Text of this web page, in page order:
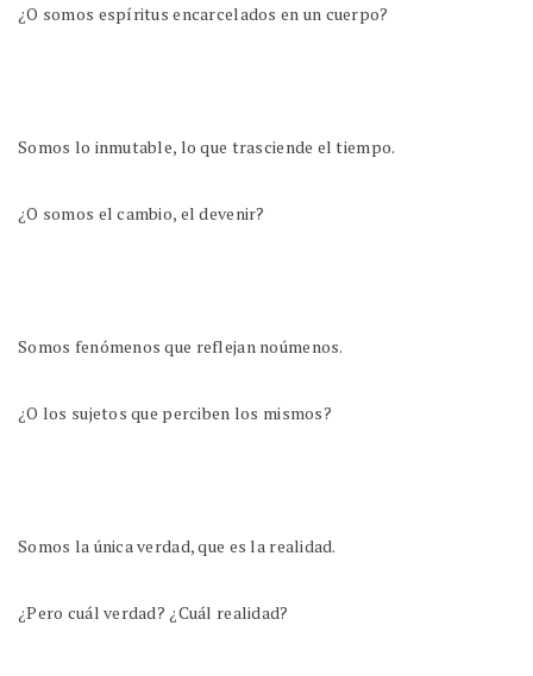
¿O somos espíritus encarcelados en un cuerpo?
Somos lo inmutable, lo que trasciende el tiempo.
¿O somos el cambio, el devenir?
Somos fenómenos que reflejan noúmenos.
¿O los sujetos que perciben los mismos?
Somos la única verdad, que es la realidad.
¿Pero cuál verdad? ¿Cuál realidad?